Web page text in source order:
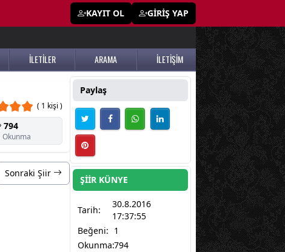
KAYIT OL GİRİŞ YAP
İLETİLER ARAMA İLETİŞİM
( 1 kişi )
794
Okunma
Sonraki Şiir
Paylaş
ŞİİR KÜNYE
Tarih:
30.8.2016
17:37:55
Beğeni: 1
Okunma:794